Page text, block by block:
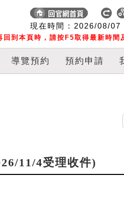
現在時間 : 2026/08/07
回到本頁時，請按F5取得最新時間
導覽預約 預約申請
11/4受理收件)